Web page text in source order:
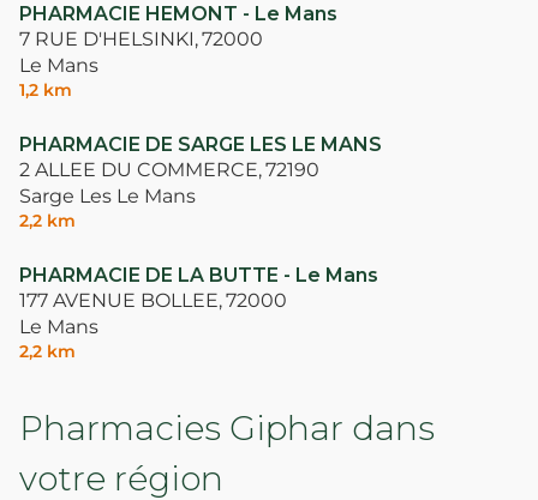
PHARMACIE HEMONT - Le Mans
7 RUE D'HELSINKI,72000
Le Mans
1,2 km
PHARMACIE DE SARGE LES LE MANS
2 ALLEE DU COMMERCE,72190
Sarge Les Le Mans
2,2 km
PHARMACIE DE LA BUTTE - Le Mans
177 AVENUE BOLLEE,72000
Le Mans
2,2 km
Pharmacies Giphar dans
votre région